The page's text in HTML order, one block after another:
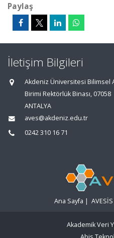
Paylaş
İletişim Bilgileri
Akdeniz Üniversitesi Bilimsel
Birimi Rektörlük Binası, 07058
ANTALYA
aves@akdeniz.edu.tr
0242 310 16 71
Ana Sayfa |
Akademik Veri